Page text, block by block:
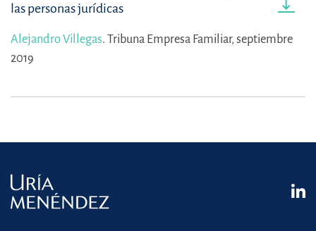
las personas jurídicas
Alejandro Villegas. Tribuna Empresa Familiar, septiembre
2019